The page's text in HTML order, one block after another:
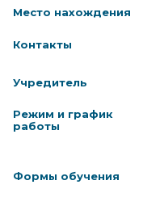
Место нахождения
Контакты
Учредитель
Режим и график
работы
Формы обучения